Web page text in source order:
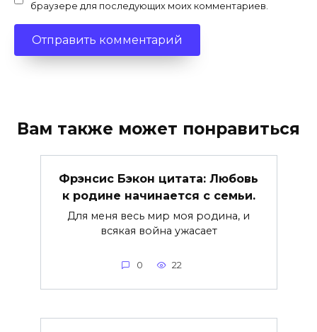
браузере для последующих моих комментариев.
Вам также может понравиться
Фрэнсис Бэкон цитата: Любовь
к родине начинается с семьи.
Для меня весь мир моя родина, и
всякая война ужасает
0 22